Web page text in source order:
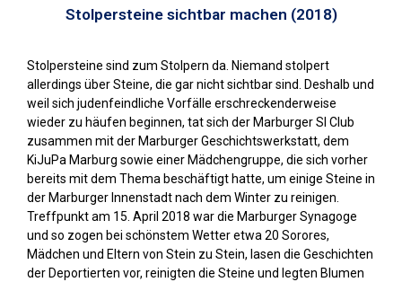
Stolpersteine sichtbar machen (2018)
Stolpersteine sind zum Stolpern da. Niemand stolpert
allerdings über Steine, die gar nicht sichtbar sind. Deshalb und
weil sich judenfeindliche Vorfälle erschreckenderweise
wieder zu häufen beginnen, tat sich der Marburger SI Club
zusammen mit der Marburger Geschichtswerkstatt, dem
KiJuPa Marburg sowie einer Mädchengruppe, die sich vorher
bereits mit dem Thema beschäftigt hatte, um einige Steine in
der Marburger Innenstadt nach dem Winter zu reinigen.
Treffpunkt am 15. April 2018 war die Marburger Synagoge
und so zogen bei schönstem Wetter etwa 20 Sorores,
Mädchen und Eltern von Stein zu Stein, lasen die Geschichten
der Deportierten vor, reinigten die Steine und legten Blumen